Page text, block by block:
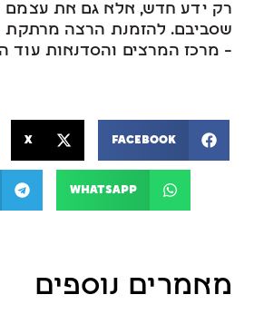
רק ידע חדש, אלא גם את עצמם
שסביבם. להזמנת הרצה מרתקת
– מרכז המרצים והסדנאות עוד
Facebook
X
WhatsApp
מאמרים נוספים